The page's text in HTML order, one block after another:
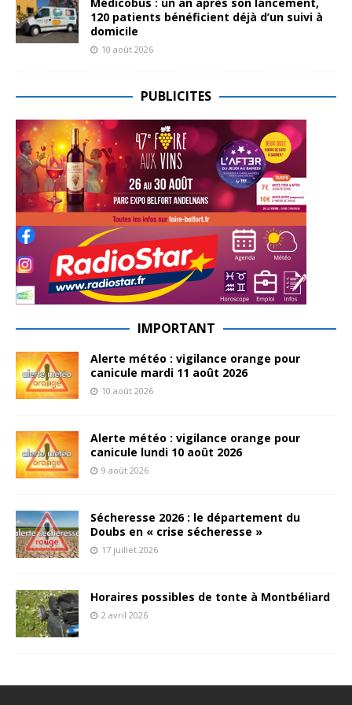
120 patients bénéficient déjà d’un suivi à
domicile
10 août 2026
PUBLICITES
IMPORTANT
Alerte météo : vigilance orange pour
canicule mardi 11 août 2026
10 août 2026
Alerte météo : vigilance orange pour
canicule lundi 10 août 2026
9 août 2026
Sécheresse 2026 : le département du
Doubs en « crise sécheresse »
17 juillet 2026
Horaires possibles de tonte à Montbéliard
2 avril 2026